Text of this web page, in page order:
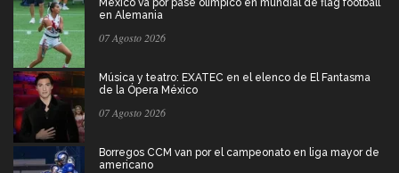
México va por pase olímpico en mundial de flag football
en Alemania
07 Agosto 2026
Música y teatro: EXATEC en el elenco de El Fantasma
de la Ópera México
07 Agosto 2026
Borregos CCM van por el campeonato en liga mayor de
americano